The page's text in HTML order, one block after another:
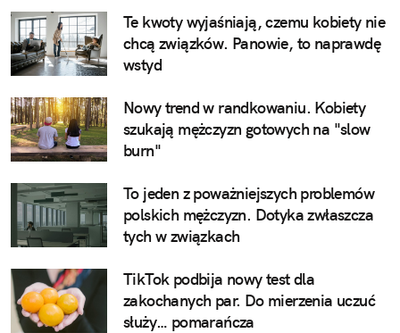
Te kwoty wyjaśniają, czemu kobiety nie
chcą związków. Panowie, to naprawdę
wstyd
Nowy trend w randkowaniu. Kobiety
szukają mężczyzn gotowych na "slow
burn"
To jeden z poważniejszych problemów
polskich mężczyzn. Dotyka zwłaszcza
tych w związkach
TikTok podbija nowy test dla
zakochanych par. Do mierzenia uczuć
służy… pomarańcza